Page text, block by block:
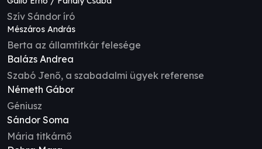
Szív Sándor író
Mészáros András
Berta az államtitkár felesége
Balázs Andrea
Szabó Jenő, a szabadalmi ügyek referense
Németh Gábor
Géniusz
Sándor Soma
Mária titkárnő